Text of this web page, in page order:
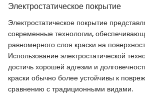
Электростатическое покрытие
Электростатическое покрытие
современные технологии,
равномерного слоя краски на
Использование электростатической
достичь хорошей адгезии и
краски обычно более устойчивы к
сравнению с традиционными видами.